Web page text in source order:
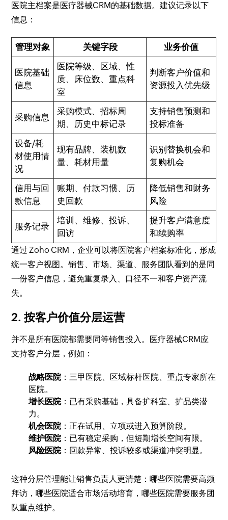
医院主档案是医疗器械CRM的基础数据。建议记录以下
信息：
管理对象 关键字段 业务价值
医院基础
信息
医院等级、区域、性
质、床位数、重点科
室
判断客户价值和
资源投入优先级
采购信息
采购模式、招标周
期、历史中标记录
支持销售预测和
投标准备
设备/耗
材使用情
况
现有品牌、装机数
量、耗材用量
识别替换机会和
复购机会
信用与回
款信息
账期、付款习惯、历
史回款
降低销售和财务
风险
服务记录
培训、维修、投诉、
回访
提升客户满意度
和续购率
通过 Zoho CRM，企业可以将医院客户档案标准化，形成
统一客户视图。销售、市场、渠道、服务团队看到的是同
一份客户信息，避免重复录入、口径不一和客户资产流
失。
2. 按客户价值分层运营
并不是所有医院都需要同等销售投入。医疗器械CRM应
支持客户分层，例如：
战略医院：三甲医院、区域标杆医院、重点专家所在
医院。
增长医院：已有采购基础，具备扩科室、扩品类潜
力。
机会医院：正在试用、立项或进入预算阶段。
维护医院：已有稳定采购，但短期增长空间有限。
风险医院：回款异常、投诉较多或渠道冲突明显。
这种分层管理能让销售负责人更清楚：哪些医院需要高频
拜访，哪些医院适合市场活动培育，哪些医院需要服务团
队重点维护。